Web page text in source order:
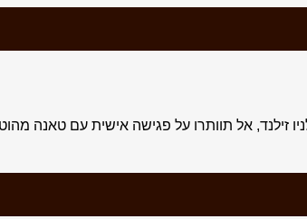
זילנד, אל תוותרו על פגישה אישית עם טאנה